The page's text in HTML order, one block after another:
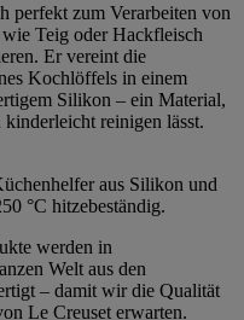
perfekt zum Verarbeiten von
Teig oder Hackfleisch
Er vereint die
Kochlöffels in einem
Silikon – ein Material,
reinigen lässt.
aus Silikon und
°C hitzebeständig.
werden in
Welt aus den
– damit wir die Qualität
Le Creuset erwarten.